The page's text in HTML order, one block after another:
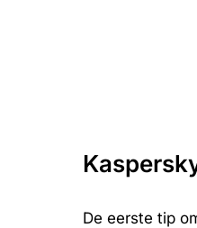
De eerste tip